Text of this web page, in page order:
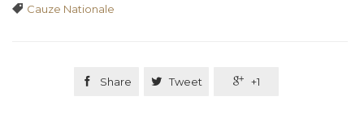
 Tags
Cauze Nationale
 Share  Tweet  +1